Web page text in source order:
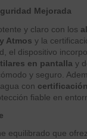
Mejorada
y claro con los
Atmos y la
el dispositivo
en pantalla y
y seguro.
con
fiable en
equilibrado que